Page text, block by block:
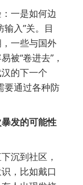
一是如何边
入”关。目
一些与国外
被“卷进去”，
的下一个
要通过各种防
发的可能性
沉到社区，
，比如戴口